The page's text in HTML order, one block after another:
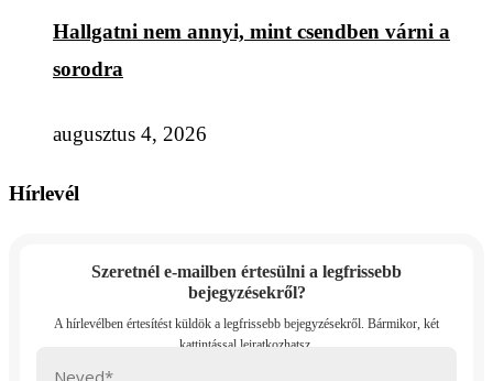
Hallgatni nem annyi, mint csendben várni a
sorodra
augusztus 4, 2026
Hírlevél
Szeretnél e-mailben értesülni a legfrissebb
bejegyzésekről?